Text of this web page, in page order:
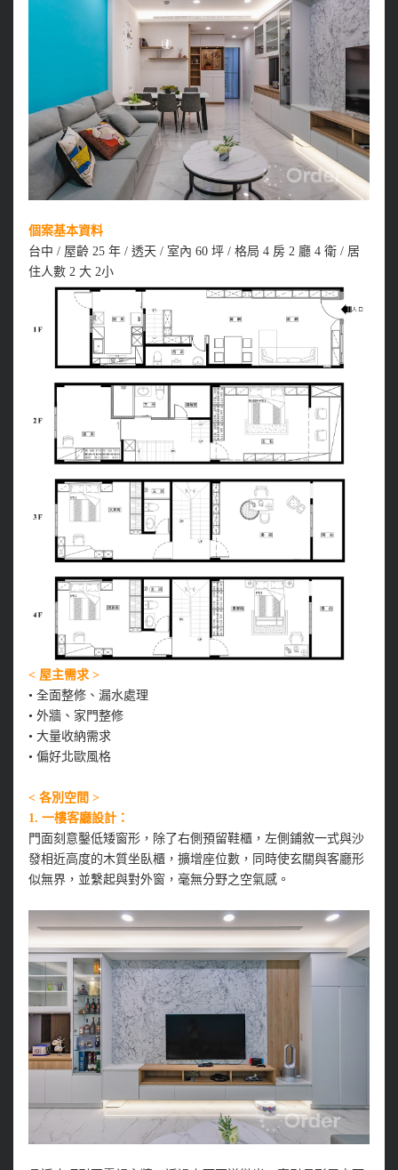
個案基本資料
台中 / 屋齡 25 年 / 透天 / 室內 60 坪 / 格局 4 房 2 廳 4 衛 / 居
住人數 2 大 2小
< 屋主需求 >
• 全面整修、漏水處理
• 外牆、家門整修
• 大量收納需求
• 偏好北歐風格
< 各別空間 >
1. 一樓客廳設計：
門面刻意鑿低矮窗形，除了右側預留鞋櫃，左側鋪敘一式與沙
發相近高度的木質坐臥櫃，擴增座位數，同時使玄關與客廳形
似無界，並繫起與對外窗，毫無分野之空氣感。